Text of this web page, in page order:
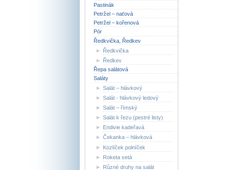
Pastinák
Petržel – naťová
Petržel – kořenová
Pór
Ředkvička, Ředkev
Ředkvička
Ředkev
Řepa salátová
Saláty
Salát – hlávkový
Salát - hlávkový ledový
Salát – římský
Salát k řezu (pestré listy)
Endivie kadeřavá
Čekanka – hlávková
Kozlíček polníček
Roketa setá
Různé druhy na salát